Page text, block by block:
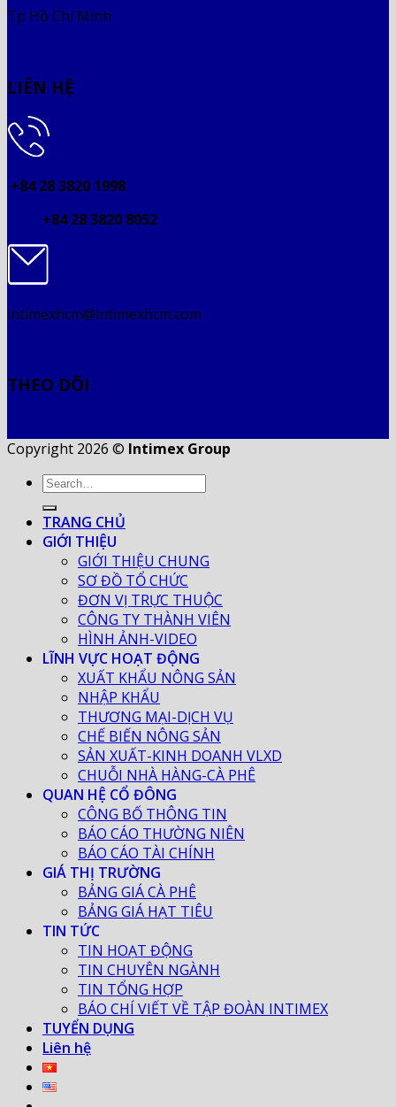
Tp Hồ Chí Minh
LIÊN HỆ
+84 28 3820 1998
+84 28 3820 8052
intimexhcm@intimexhcm.com
THEO DÕI
Copyright 2026 © Intimex Group
TRANG CHỦ
GIỚI THIỆU
GIỚI THIỆU CHUNG
SƠ ĐỒ TỔ CHỨC
ĐƠN VỊ TRỰC THUỘC
CÔNG TY THÀNH VIÊN
HÌNH ẢNH-VIDEO
LĨNH VỰC HOẠT ĐỘNG
XUẤT KHẨU NÔNG SẢN
NHẬP KHẨU
THƯƠNG MẠI-DỊCH VỤ
CHẾ BIẾN NÔNG SẢN
SẢN XUẤT-KINH DOANH VLXD
CHUỖI NHÀ HÀNG-CÀ PHÊ
QUAN HỆ CỔ ĐÔNG
CÔNG BỐ THÔNG TIN
BÁO CÁO THƯỜNG NIÊN
BÁO CÁO TÀI CHÍNH
GIÁ THỊ TRƯỜNG
BẢNG GIÁ CÀ PHÊ
BẢNG GIÁ HẠT TIÊU
TIN TỨC
TIN HOẠT ĐỘNG
TIN CHUYÊN NGÀNH
TIN TỔNG HỢP
BÁO CHÍ VIẾT VỀ TẬP ĐOÀN INTIMEX
TUYỂN DỤNG
Liên hệ